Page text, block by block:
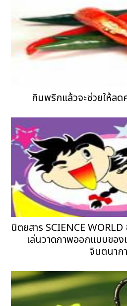
กินพริกแล้วจะช่วยให้ลด
นิตยสาร SCIENCE
เล่นวาดภาพออกแบบของ
จินตนาก